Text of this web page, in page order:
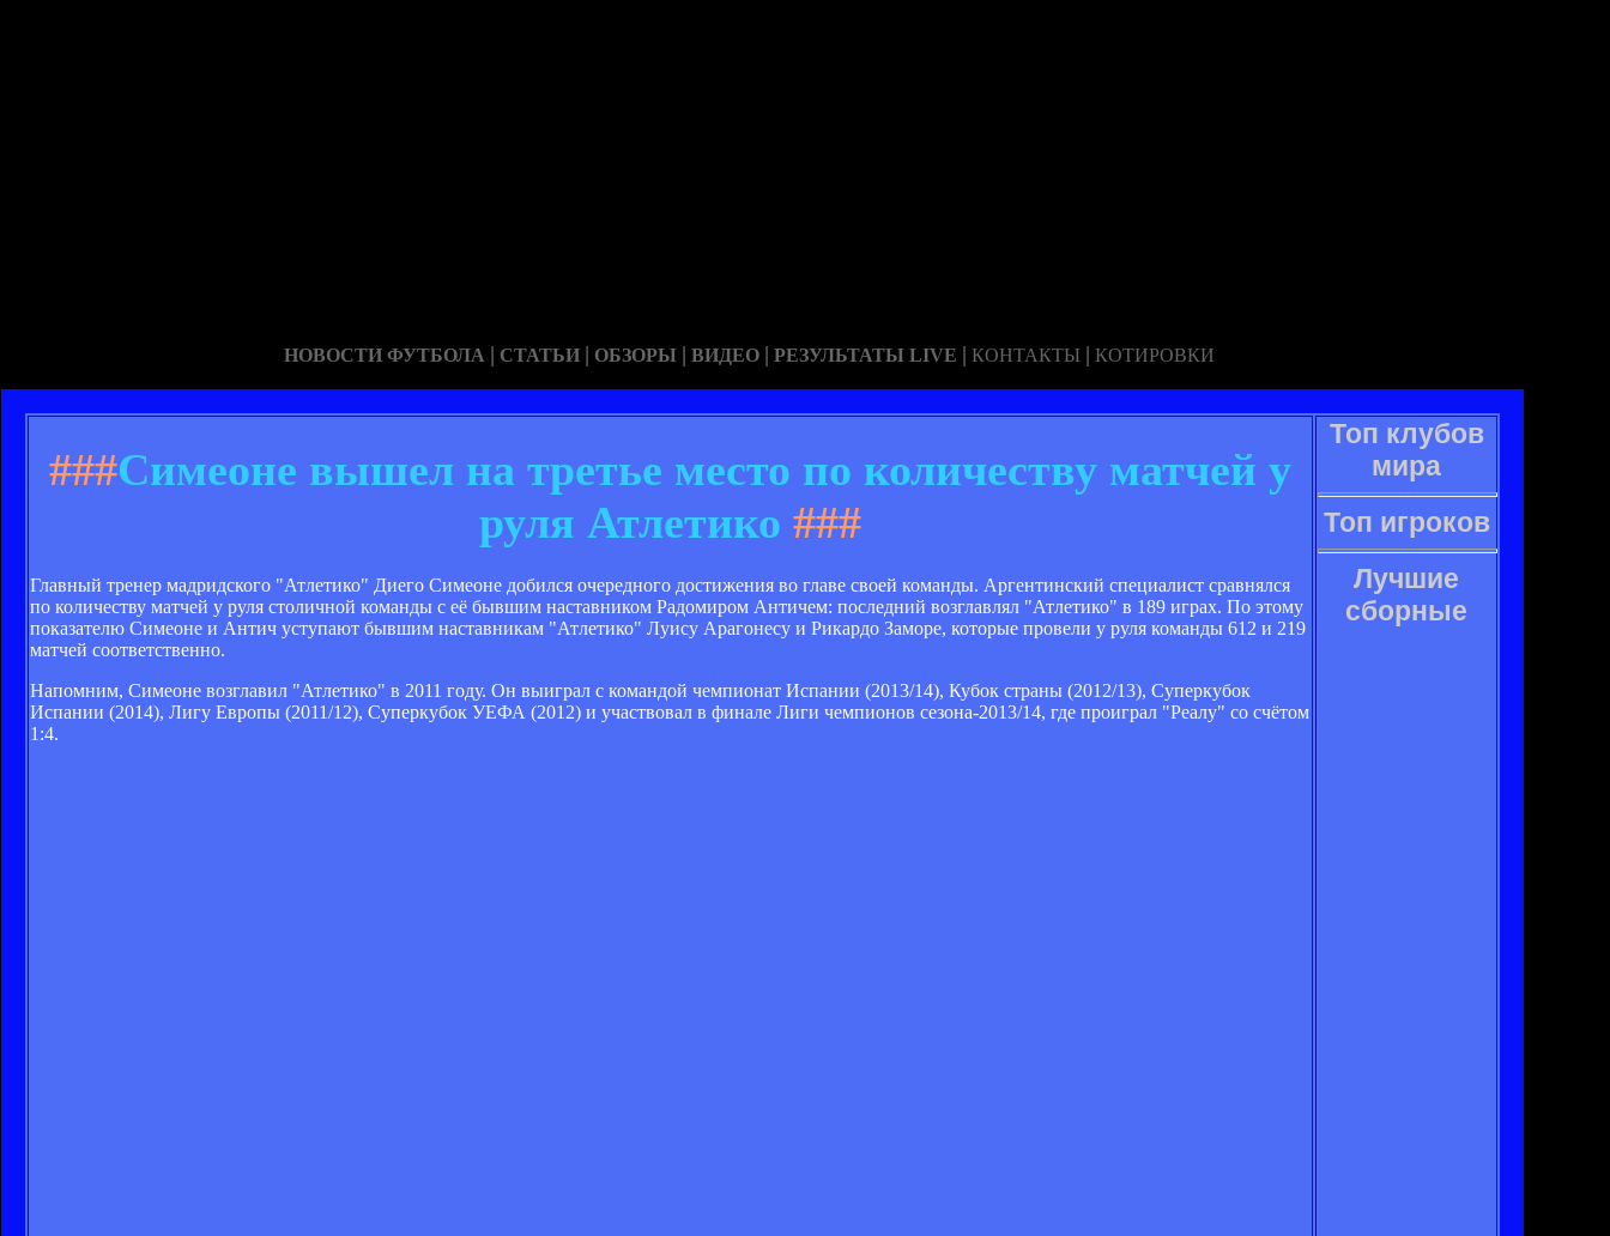
НОВОСТИ ФУТБОЛА | СТАТЬИ | ОБЗОРЫ | ВИДЕО | РЕЗУЛЬТАТЫ LIVE | КОНТАКТЫ | КОТИРОВКИ
###Симеоне вышел на третье место по количеству матчей у
руля Атлетико ###
Главный тренер мадридского "Атлетико" Диего Симеоне добился очередного достижения во главе своей команды. Аргентинский специалист сравнялся
по количеству матчей у руля столичной команды с её бывшим наставником Радомиром Античем: последний возглавлял "Атлетико" в 189 играх. По этому
показателю Симеоне и Антич уступают бывшим наставникам "Атлетико" Луису Арагонесу и Рикардо Заморе, которые провели у руля команды 612 и 219
матчей соответственно.
Напомним, Симеоне возглавил "Атлетико" в 2011 году. Он выиграл с командой чемпионат Испании (2013/14), Кубок страны (2012/13), Суперкубок
Испании (2014), Лигу Европы (2011/12), Суперкубок УЕФА (2012) и участвовал в финале Лиги чемпионов сезона-2013/14, где проиграл "Реалу" со счётом
1:4.
Топ клубов
мира
Топ игроков
Лучшие
сборные